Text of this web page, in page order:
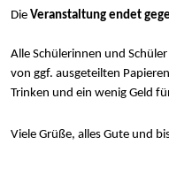
Die Veranstaltung endet
Alle Schülerinnen und
von ggf. ausgeteilten
Trinken und ein wenig Geld
Viele Grüße, alles Gute und